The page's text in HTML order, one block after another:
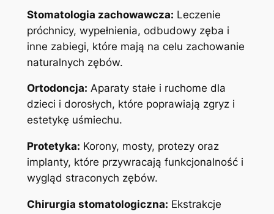
Stomatologia zachowawcza: Leczenie
próchnicy, wypełnienia, odbudowy zęba i
inne zabiegi, które mają na celu zachowanie
naturalnych zębów.
Ortodoncja: Aparaty stałe i ruchome dla
dzieci i dorosłych, które poprawiają zgryz i
estetykę uśmiechu.
Protetyka: Korony, mosty, protezy oraz
implanty, które przywracają funkcjonalność i
wygląd straconych zębów.
Chirurgia stomatologiczna: Ekstrakcje